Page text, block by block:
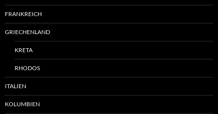
FRANKREICH
GRIECHENLAND
KRETA
RHODOS
ITALIEN
KOLUMBIEN